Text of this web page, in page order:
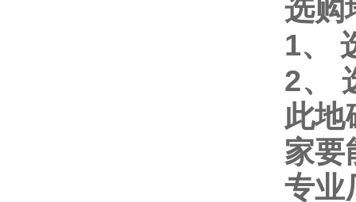
选购
1、
2、
此地
家要
专业